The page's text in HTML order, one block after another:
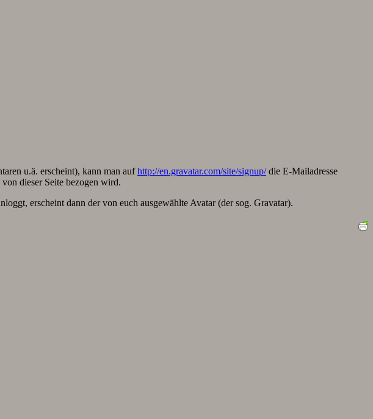
u.ä. erscheint), kann man aufhttp://en.gravatar.com/site/signup/die E-Mailadresse
dieser Seite bezogen wird.
erscheint dann der von euch ausgewählte Avatar (der sog. Gravatar).